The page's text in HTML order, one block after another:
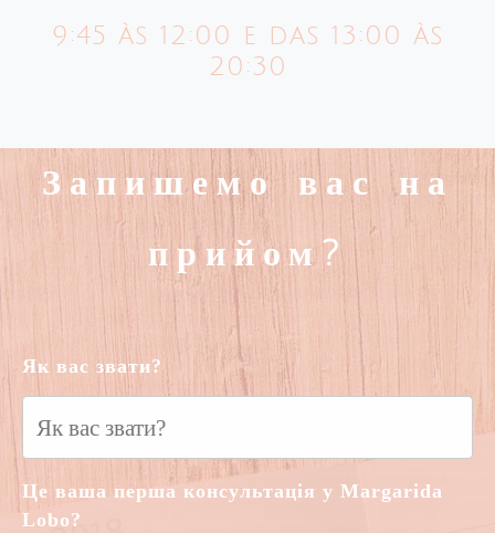
9:45 às 12:00 e das 13:00 às
20:30
Запишемо вас на
прийом?
Як вас звати?
Це ваша перша консультація у Margarida
Lobo?